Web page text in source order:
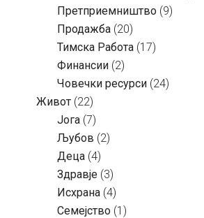
Претприемништво (9)
Продажба (20)
Тимска Работа (17)
Финансии (2)
Човечки ресурси (24)
Живот (22)
Јога (7)
Љубов (2)
Деца (4)
Здравје (3)
Исхрана (4)
Семејство (1)